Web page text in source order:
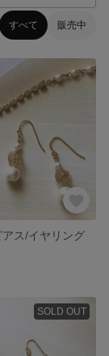
すべて 販売中
ス/イヤリング
SOLD OUT